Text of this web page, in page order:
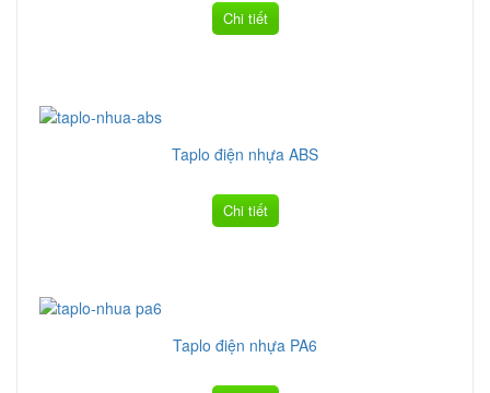
Chi tiết
Taplo điện nhựa ABS
Chi tiết
Taplo điện nhựa PA6